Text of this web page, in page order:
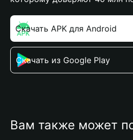
Скачать APK для Android
Скачать из Google Play
Вам также может